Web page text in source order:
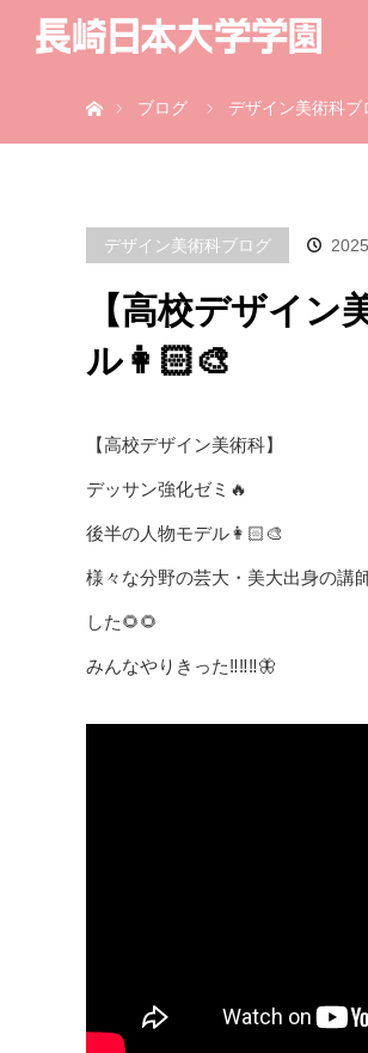
ブログ
デザイン美術科ブ
デザイン美術科ブログ
【高校デザイ
ル👩🏻‍🎨
【高校デザイン美術科】
デッサン強化ゼミ🔥
後半の人物モデル👩🏻‍🎨
様々な分野の芸大・美大出身の講
した🌻🌻
みんなやりきった‼︎‼︎‼︎🦋